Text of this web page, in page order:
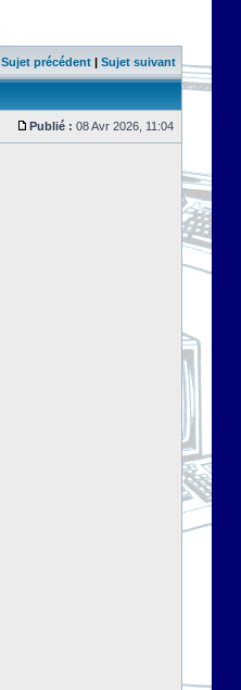
Sujet précédent | Sujet suivant
Publié : 08 Avr 2026, 11:04